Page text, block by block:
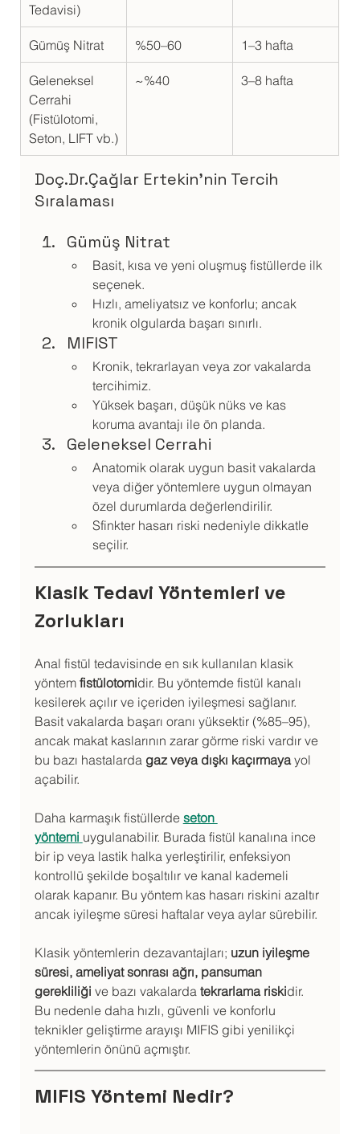
Tedavisi)
Gümüş Nitrat %50–60 1–3 hafta
Geleneksel
Cerrahi
(Fistülotomi,
Seton, LIFT vb.)
~%40 3–8 hafta
Doç.Dr.Çağlar Ertekin'nin Tercih
Sıralaması
Gümüş Nitrat
Basit, kısa ve yeni oluşmuş fistüllerde ilk
seçenek.
Hızlı, ameliyatsız ve konforlu; ancak
kronik olgularda başarı sınırlı.
MIFIST
Kronik, tekrarlayan veya zor vakalarda
tercihimiz.
Yüksek başarı, düşük nüks ve kas
koruma avantajı ile ön planda.
Geleneksel Cerrahi
Anatomik olarak uygun basit vakalarda
veya diğer yöntemlere uygun olmayan
özel durumlarda değerlendirilir.
Sfinkter hasarı riski nedeniyle dikkatle
seçilir.
Klasik Tedavi Yöntemleri ve
Zorlukları
Anal fistül tedavisinde en sık kullanılan klasik
yöntem fistülotomidir. Bu yöntemde fistül kanalı
kesilerek açılır ve içeriden iyileşmesi sağlanır.
Basit vakalarda başarı oranı yüksektir (%85–95),
ancak makat kaslarının zarar görme riski vardır ve
bu bazı hastalarda gaz veya dışkı kaçırmaya yol
açabilir.
Daha karmaşık fistüllerde seton
yöntemi uygulanabilir. Burada fistül kanalına ince
bir ip veya lastik halka yerleştirilir, enfeksiyon
kontrollü şekilde boşaltılır ve kanal kademeli
olarak kapanır. Bu yöntem kas hasarı riskini azaltır
ancak iyileşme süresi haftalar veya aylar sürebilir.
Klasik yöntemlerin dezavantajları; uzun iyileşme
süresi, ameliyat sonrası ağrı, pansuman
gerekliliği ve bazı vakalarda tekrarlama riskidir.
Bu nedenle daha hızlı, güvenli ve konforlu
teknikler geliştirme arayışı MIFIS gibi yenilikçi
yöntemlerin önünü açmıştır.
MIFIS Yöntemi Nedir?